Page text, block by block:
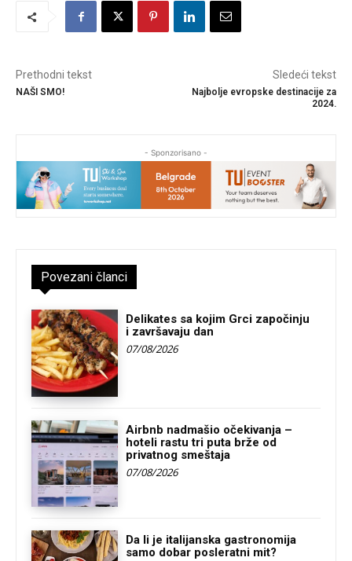
Prethodni tekst
NAŠI SMO!
Sledeći tekst
Najbolje evropske destinacije za
2024.
- Sponzorisano -
Povezani članci
Delikates sa kojim Grci započinju
i završavaju dan
07/08/2026
Airbnb nadmašio očekivanja –
hoteli rastu tri puta brže od
privatnog smeštaja
07/08/2026
Da li je italijanska gastronomija
samo dobar posleratni mit?